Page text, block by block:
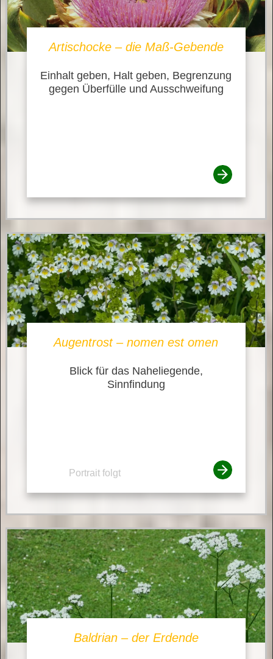
Artischocke – die Maß-Gebende
Einhalt geben, Halt geben, Begrenzung
gegen Überfülle und Ausschweifung
Augentrost – nomen est omen
Blick für das Naheliegende,
Sinnfindung
Portrait folgt
Baldrian – der Erdende